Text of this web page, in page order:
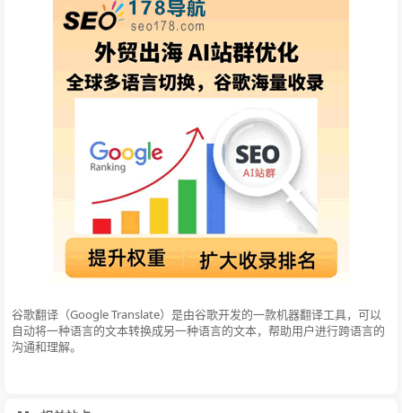
谷歌翻译（Google Translate）是由谷歌开发的一款机器翻译工具，可以
自动将一种语言的文本转换成另一种语言的文本，帮助用户进行跨语言的
沟通和理解。